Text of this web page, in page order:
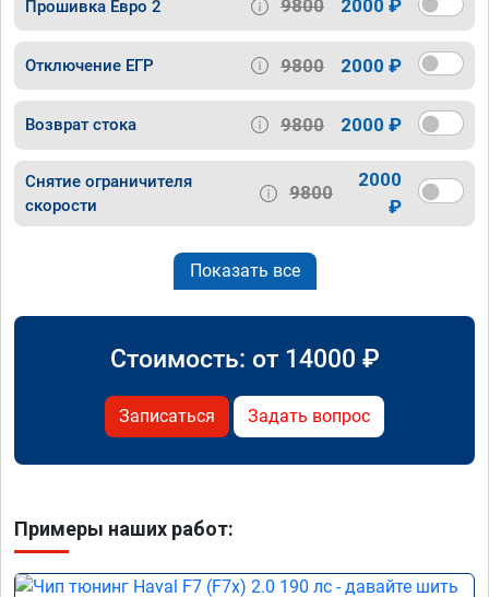
Прошивка Евро 2 9800 2000 ₽
Отключение ЕГР 9800 2000 ₽
Возврат стока 9800 2000 ₽
Снятие ограничителя
скорости
9800
2000
₽
Показать все
Стоимость: от 14000 ₽
Записаться Задать вопрос
Примеры наших работ: